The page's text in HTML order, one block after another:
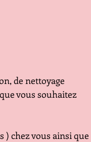
de nettoyage
vous souhaitez
) chez vous ainsi que